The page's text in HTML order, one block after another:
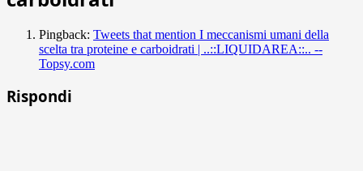
Pingback: Tweets that mention I meccanismi umani della
scelta tra proteine e carboidrati | ..::LIQUIDAREA::.. --
Topsy.com
Rispondi